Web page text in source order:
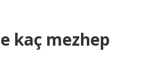
kaç mezhep